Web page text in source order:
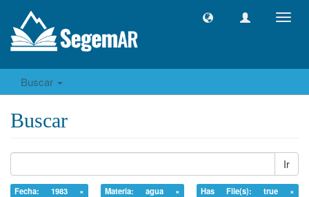
Buscar
Buscar
Ir
Fecha: 1983 × Materia: agua ×
Has File(s): true ×